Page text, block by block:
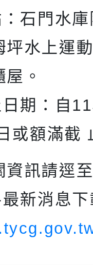
石門水
坪水上運
。
期：自
或額滿截
資訊請逕
新消息